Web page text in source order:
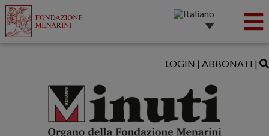
LOGIN | ABBONATI |